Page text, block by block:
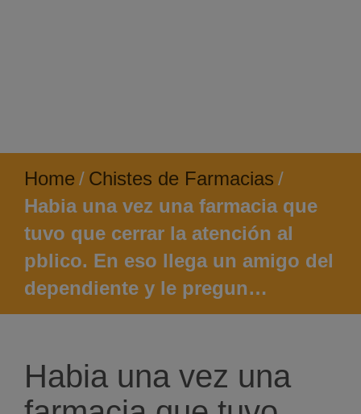
Home / Chistes de Farmacias /
Habia una vez una farmacia que
tuvo que cerrar la atención al
pblico. En eso llega un amigo del
dependiente y le pregun…
Habia una vez una